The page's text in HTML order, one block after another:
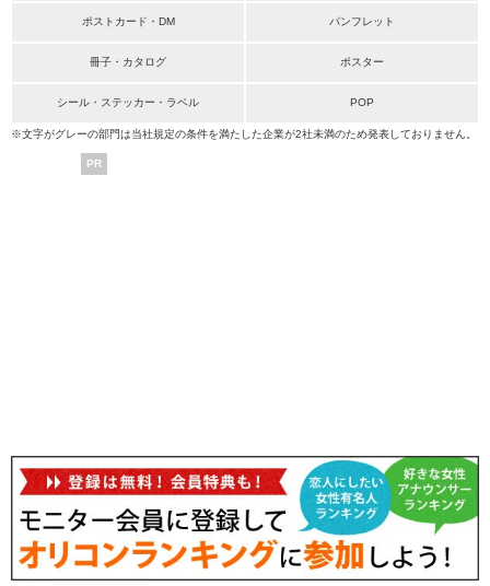
ポストカード・DM パンフレット
冊子・カタログ ポスター
シール・ステッカー・ラベル POP
※文字がグレーの部門は当社規定の条件を満たした企業が2社未満のため発表しておりません。
PR